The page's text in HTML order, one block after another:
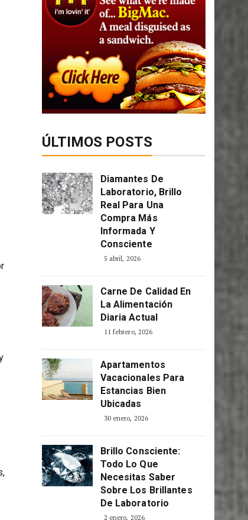
Diamantes De
Laboratorio, Brillo
Real Para Una
Compra Más
Informada Y
Carne De Calidad En
La Alimentación
Apartamentos
Vacacionales Para
Estancias Bien
Brillo Consciente:
Todo Lo Que
Necesitas Saber
Sobre Los Brillantes